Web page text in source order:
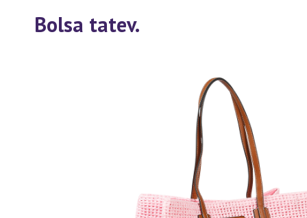
Bolsa tatev.